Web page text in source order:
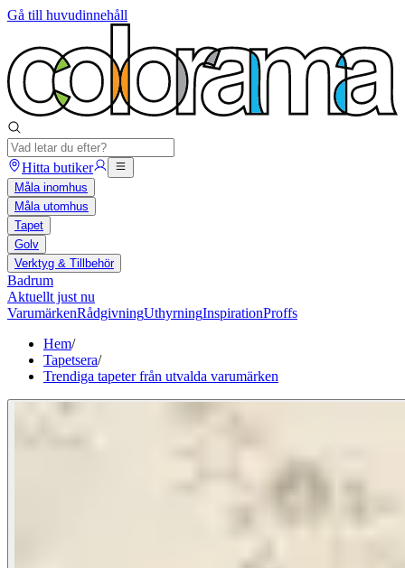
Gå till huvudinnehåll
Hitta butiker
Måla inomhus
Måla utomhus
Tapet
Golv
Verktyg & Tillbehör
Badrum
Aktuellt just nu
VarumärkenRådgivningUthyrningInspirationProffs
Hem/
Tapetsera/
Trendiga tapeter från utvalda varumärken